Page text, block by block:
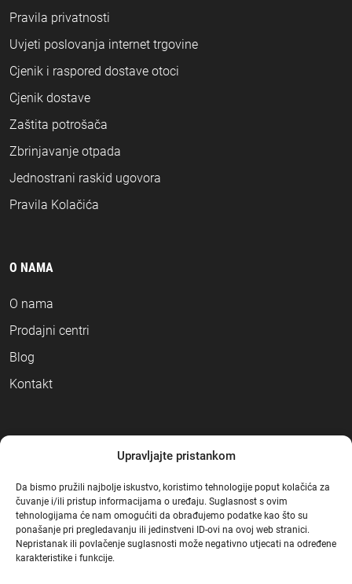
Upravljajte pristankom
Da bismo pružili najbolje iskustvo, koristimo tehnologije poput kolačića za
čuvanje i/ili pristup informacijama o uređaju. Suglasnost s ovim
tehnologijama će nam omogućiti da obrađujemo podatke kao što su
ponašanje pri pregledavanju ili jedinstveni ID-ovi na ovoj web stranici.
Nepristanak ili povlačenje suglasnosti može negativno utjecati na određene
karakteristike i funkcije.
Pravila privatnosti
Uvjeti poslovanja internet trgovine
Cjenik i raspored dostave otoci
Cjenik dostave
Zaštita potrošača
Zbrinjavanje otpada
Jednostrani raskid ugovora
Pravila Kolačića
O NAMA
O nama
Prodajni centri
Blog
Kontakt